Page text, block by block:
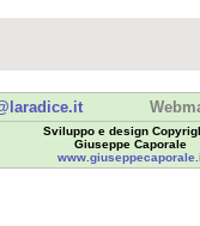
Sviluppo e design
Giuseppe Caporale